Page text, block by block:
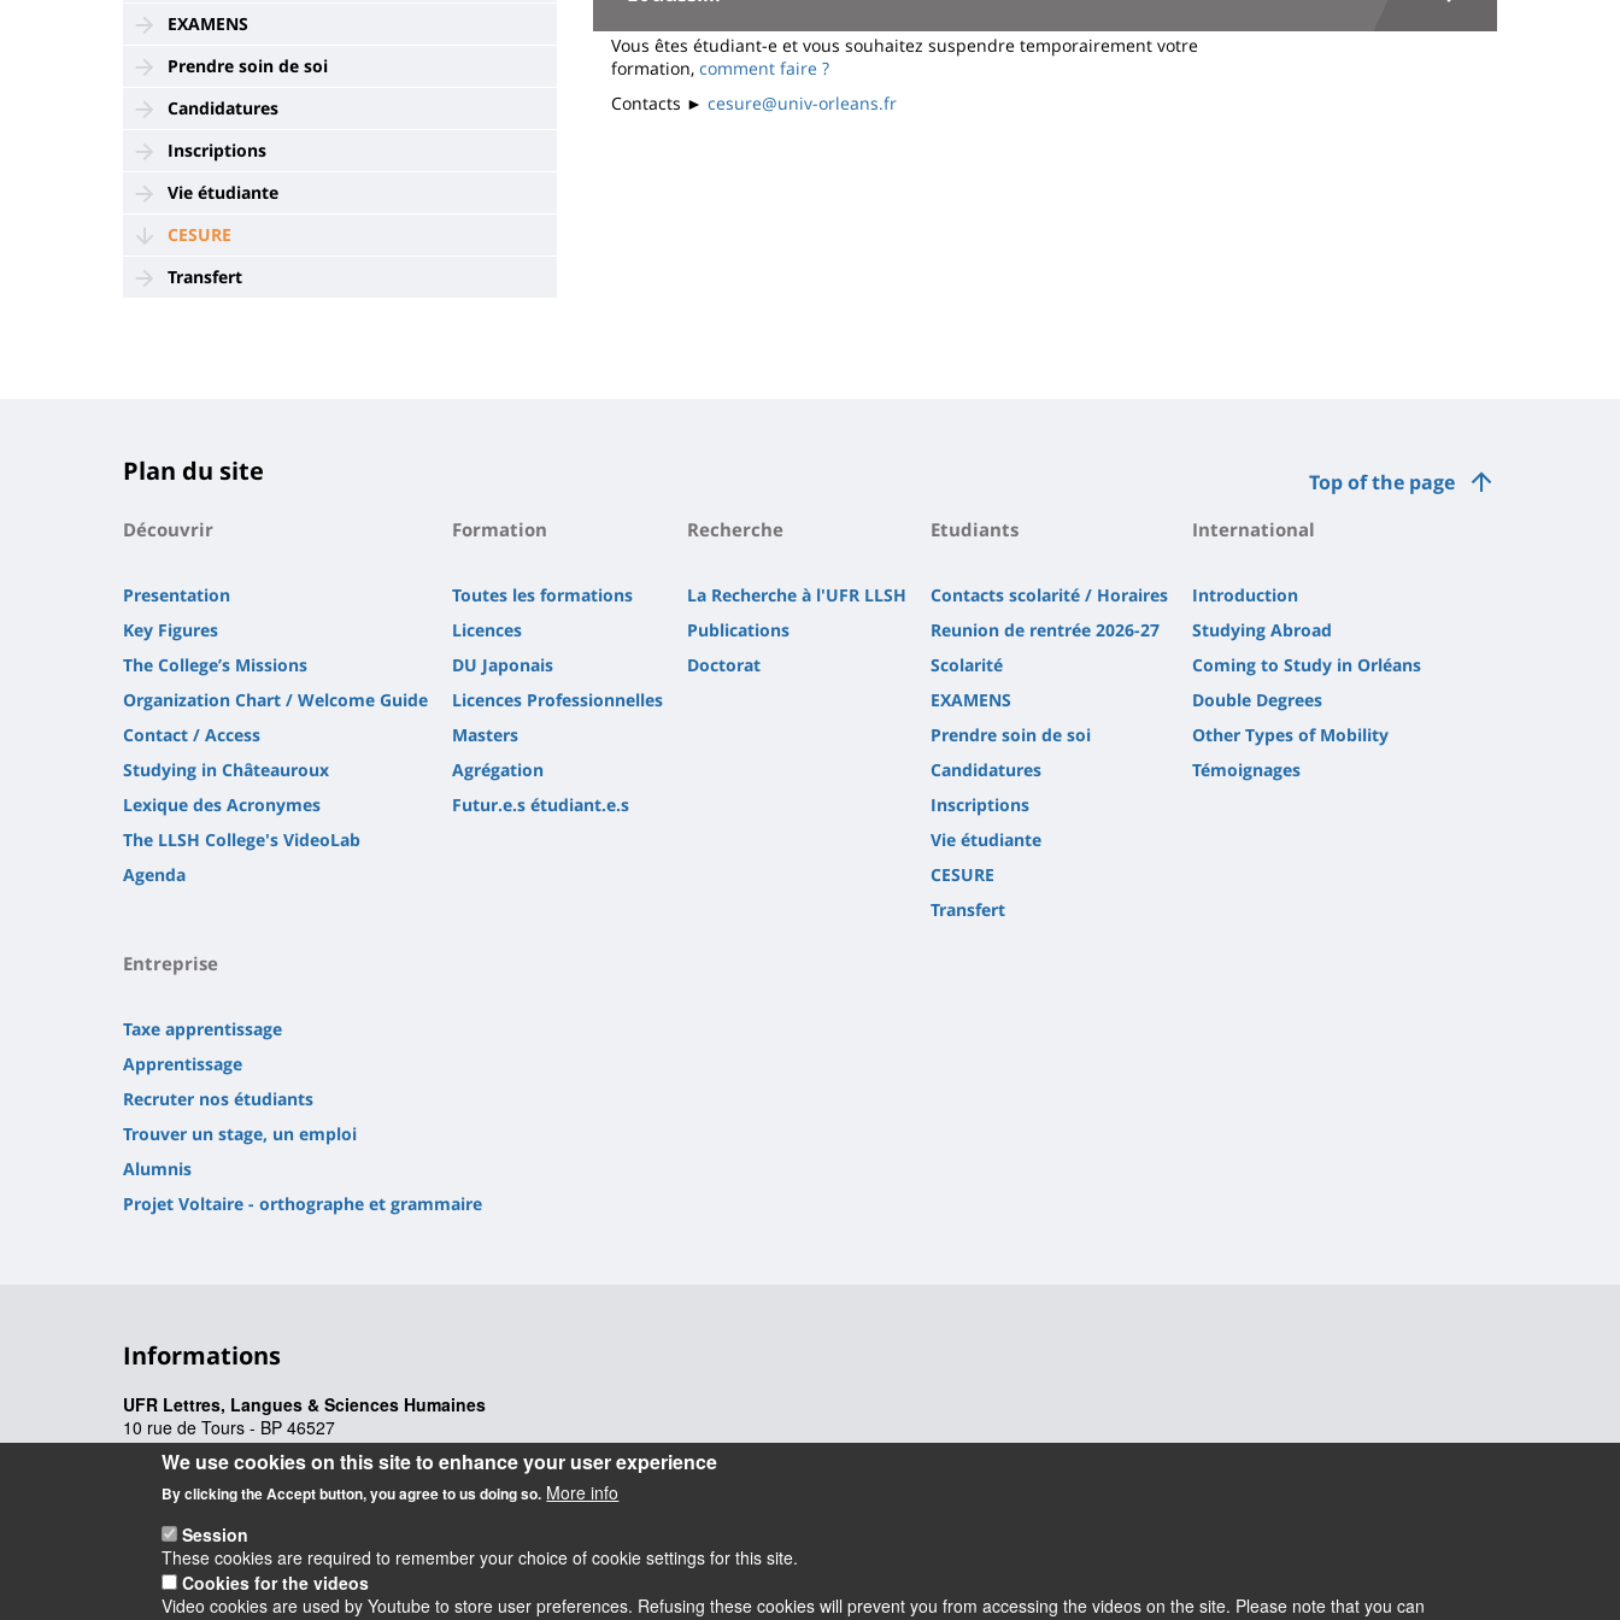
EXAMENS
Prendre soin de soi
Candidatures
Inscriptions
Vie étudiante
CESURE
Transfert
la
page
principale
Vous êtes étudiant-e et vous souhaitez suspendre temporairement votre
formation, comment faire ?
Contacts ► cesure@univ-orleans.fr
Top of the page
Plan du site
Découvrir
Presentation
Key Figures
The College’s Missions
Organization Chart / Welcome Guide
Contact / Access
Studying in Châteauroux
Lexique des Acronymes
The LLSH College's VideoLab
Agenda
Formation
Toutes les formations
Licences
DU Japonais
Licences Professionnelles
Masters
Agrégation
Futur.e.s étudiant.e.s
Recherche
La Recherche à l'UFR LLSH
Publications
Doctorat
Etudiants
Contacts scolarité / Horaires
Reunion de rentrée 2026-27
Scolarité
EXAMENS
Prendre soin de soi
Candidatures
Inscriptions
Vie étudiante
CESURE
Transfert
International
Introduction
Studying Abroad
Coming to Study in Orléans
Double Degrees
Other Types of Mobility
Témoignages
Entreprise
Taxe apprentissage
Apprentissage
Recruter nos étudiants
Trouver un stage, un emploi
Alumnis
Projet Voltaire - orthographe et grammaire
Informations
UFR Lettres, Langues & Sciences Humaines
10 rue de Tours - BP 46527
45065 ORLEANS cedex 2 – France
Accessibilité : partiellement conforme Cookies Intranet
We use cookies on this site to enhance your user experience
By clicking the Accept button, you agree to us doing so. More info
Session
These cookies are required to remember your choice of cookie settings for this site.
Cookies for the videos
Video cookies are used by Youtube to store user preferences. Refusing these cookies will prevent you from accessing the videos on the site. Please note that you can